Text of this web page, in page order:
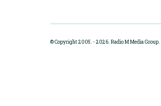
© Copyright 2005. - 2026. Radio M Media Group.